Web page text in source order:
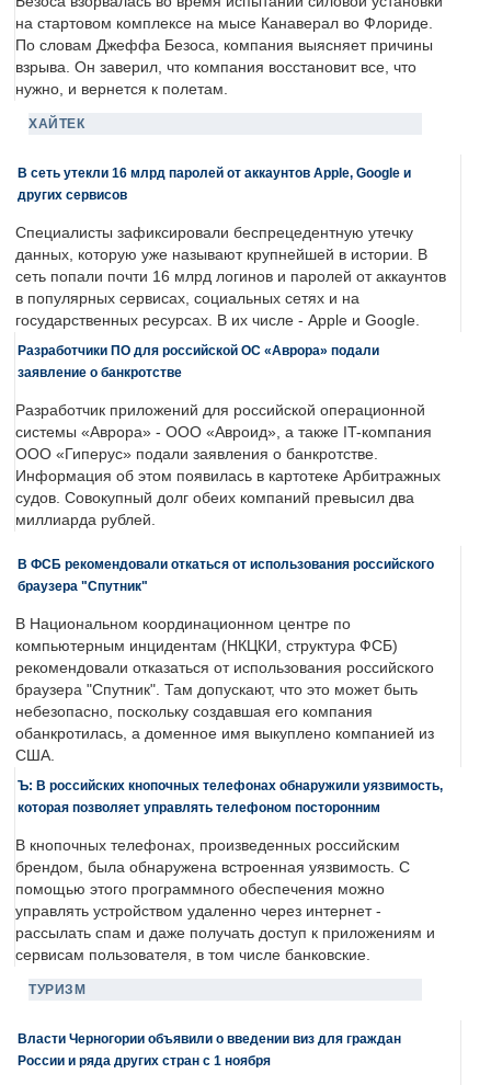
на стартовом комплексе на мысе Канаверал во Флориде.
По словам Джеффа Безоса, компания выясняет причины
взрыва. Он заверил, что компания восстановит все, что
нужно, и вернется к полетам.
ХАЙТЕК
В сеть утекли 16 млрд паролей от аккаунтов Apple, Google и
других сервисов
Специалисты зафиксировали беспрецедентную утечку
данных, которую уже называют крупнейшей в истории. В
сеть попали почти 16 млрд логинов и паролей от аккаунтов
в популярных сервисах, социальных сетях и на
государственных ресурсах. В их числе - Apple и Google.
Разработчики ПО для российской ОС «Аврора» подали
заявление о банкротстве
Разработчик приложений для российской операционной
системы «Аврора» - ООО «Авроид», а также IT-компания
ООО «Гиперус» подали заявления о банкротстве.
Информация об этом появилась в картотеке Арбитражных
судов. Совокупный долг обеих компаний превысил два
миллиарда рублей.
В ФСБ рекомендовали откаться от использования российского
браузера "Спутник"
В Национальном координационном центре по
компьютерным инцидентам (НКЦКИ, структура ФСБ)
рекомендовали отказаться от использования российского
браузера "Спутник". Там допускают, что это может быть
небезопасно, поскольку создавшая его компания
обанкротилась, а доменное имя выкуплено компанией из
США.
Ъ: В российских кнопочных телефонах обнаружили уязвимость,
которая позволяет управлять телефоном посторонним
В кнопочных телефонах, произведенных российским
брендом, была обнаружена встроенная уязвимость. С
помощью этого программного обеспечения можно
управлять устройством удаленно через интернет -
рассылать спам и даже получать доступ к приложениям и
сервисам пользователя, в том числе банковские.
ТУРИЗМ
Власти Черногории объявили о введении виз для граждан
России и ряда других стран с 1 ноября